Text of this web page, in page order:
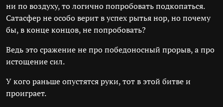
ни по воздуху, то логично попробовать подкопаться.
Сатасфер не особо верит в успех рытья нор, но почему
бы, в конце концов, не попробовать?
Ведь это сражение не про победоносный прорыв, а про
истощение сил.
У кого раньше опустятся руки, тот в этой битве и
проиграет.